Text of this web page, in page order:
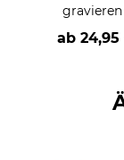
gravieren
Schulkind-
ab